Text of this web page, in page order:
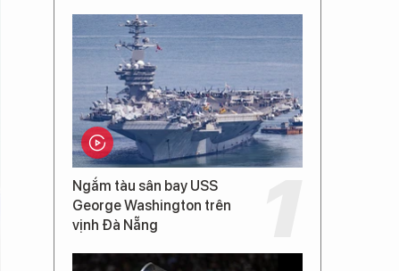
Ngắm tàu sân bay USS
George Washington trên
vịnh Đà Nẵng